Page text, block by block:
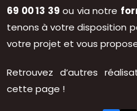
69 00 13 39 ou via notre
tenons à votre disposition
votre projet et vous
Retrouvez d’autres
cette page !